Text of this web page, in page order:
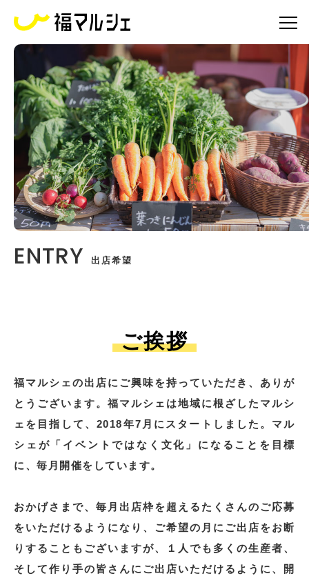
ENTRY 出店希望
ご挨拶
福マルシェの出店にご興味を持っていただき、ありが
とうございます。福マルシェは地域に根ざしたマルシ
ェを目指して、2018年7月にスタートしました。マル
シェが「イベントではなく文化」になることを目標
に、毎月開催をしています。
おかげさまで、毎月出店枠を超えるたくさんのご応募
をいただけるようになり、ご希望の月にご出店をお断
りすることもございますが、１人でも多くの生産者、
そして作り手の皆さんにご出店いただけるように、開